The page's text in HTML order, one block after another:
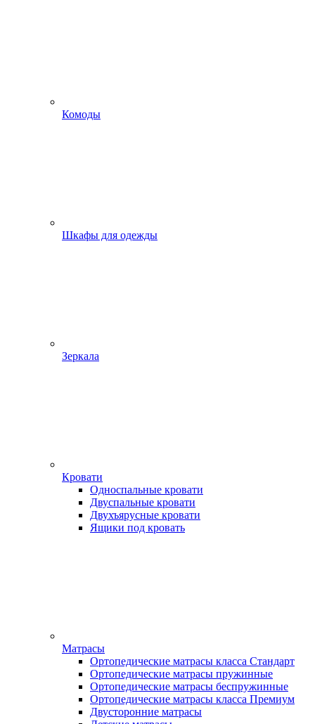
Комоды
Шкафы для одежды
Зеркала
Кровати
Односпальные кровати
Двуспальные кровати
Двухъярусные кровати
Ящики под кровать
Матрасы
Ортопедические матрасы класса Стандарт
Ортопедические матрасы пружинные
Ортопедические матрасы беспружинные
Ортопедические матрасы класса Премиум
Двусторонние матрасы